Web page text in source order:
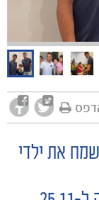
את ילדי